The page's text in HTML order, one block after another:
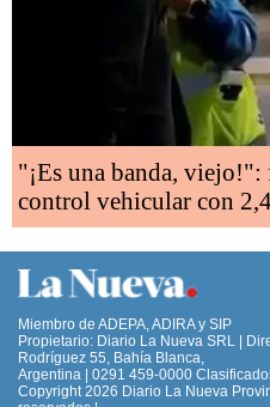
"¡Es una banda, viejo!":
control vehicular con
Miembro de ADEPA, ADIRA y SIP
Propietario: Diario La Nueva SRL |
Rodríguez 55, Bahía Blanca,
Argentina | 0291 459-0000
Copyright 2026 Diario La Nueva